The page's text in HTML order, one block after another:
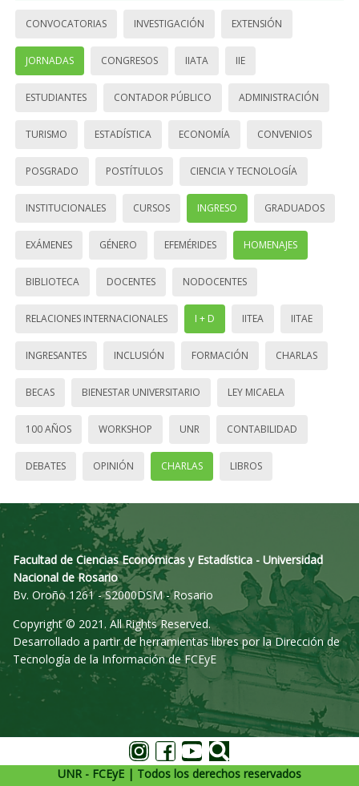
CONVOCATORIAS INVESTIGACIÓN EXTENSIÓN
JORNADAS CONGRESOS IIATA IIE
ESTUDIANTES CONTADOR PÚBLICO ADMINISTRACIÓN
TURISMO ESTADÍSTICA ECONOMÍA CONVENIOS
POSGRADO POSTÍTULOS CIENCIA Y TECNOLOGÍA
INSTITUCIONALES CURSOS INGRESO GRADUADOS
EXÁMENES GÉNERO EFEMÉRIDES HOMENAJES
BIBLIOTECA DOCENTES NODOCENTES
RELACIONES INTERNACIONALES I + D IITEA IITAE
INGRESANTES INCLUSIÓN FORMACIÓN CHARLAS
BECAS BIENESTAR UNIVERSITARIO LEY MICAELA
100 AÑOS WORKSHOP UNR CONTABILIDAD
DEBATES OPINIÓN CHARLAS LIBROS
Facultad de Ciencias Económicas y Estadística - Universidad
Nacional de Rosario
Bv. Oroño 1261 - S2000DSM - Rosario
Copyright © 2021. All Rights Reserved.
Desarrollado a partir de herramientas libres por la Dirección de
Tecnología de la Información de FCEyE
UNR - FCEyE | Todos los derechos reservados